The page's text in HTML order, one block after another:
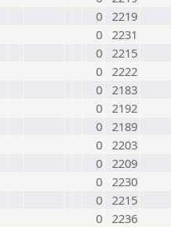
0 2219
0 2231
0 2215
0 2222
0 2183
0 2192
0 2189
0 2203
0 2209
0 2230
0 2215
0 2236